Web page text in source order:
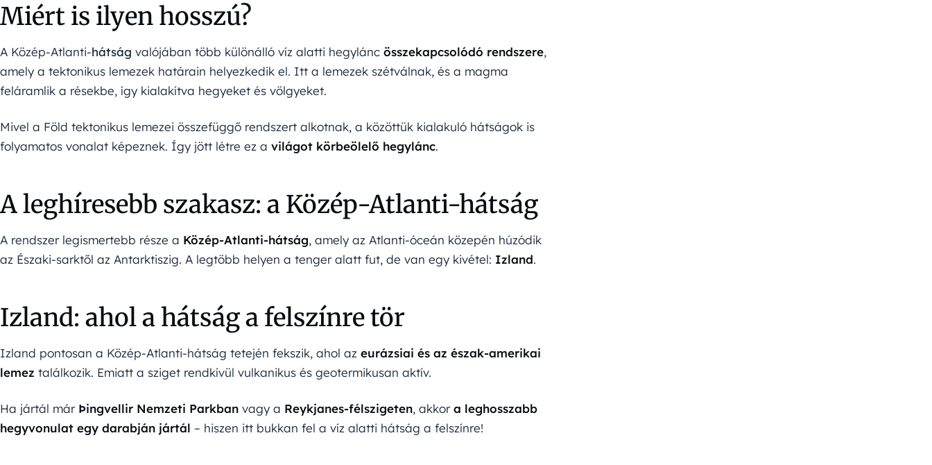
Miért is ilyen hosszú?
A Közép-Atlanti-hátság valójában több különálló víz alatti hegylánc összekapcsolódó rendszere,
amely a tektonikus lemezek határain helyezkedik el. Itt a lemezek szétválnak, és a magma
feláramlik a résekbe, így kialakítva hegyeket és völgyeket.
Mivel a Föld tektonikus lemezei összefüggő rendszert alkotnak, a közöttük kialakuló hátságok is
folyamatos vonalat képeznek. Így jött létre ez a világot körbeölelő hegylánc.
A leghíresebb szakasz: a Közép-Atlanti-hátság
A rendszer legismertebb része a Közép-Atlanti-hátság, amely az Atlanti-óceán közepén húzódik
az Északi-sarktől az Antarktiszig. A legtöbb helyen a tenger alatt fut, de van egy kivétel: Izland.
Izland: ahol a hátság a felszínre tör
Izland pontosan a Közép-Atlanti-hátság tetején fekszik, ahol az eurázsiai és az észak-amerikai
lemez találkozik. Emiatt a sziget rendkívül vulkanikus és geotermikusan aktív.
Ha jártál már Þingvellir Nemzeti Parkban vagy a Reykjanes-félszigeten, akkora leghosszabb
hegyvonulat egy darabján jártál – hiszen itt bukkan fel a víz alatti hátság a felszínre!